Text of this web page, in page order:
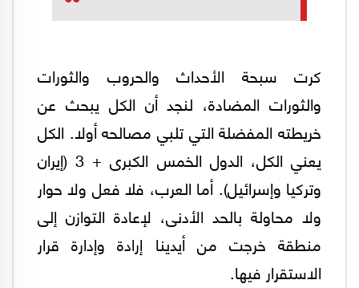
كرت سبحة الأحداث والحروب والثورات
والثورات المضادة، لنجد أن الكل يبحث عن
خريطته المفضلة التي تلبي مصالحه أولا. الكل
يعني الكل، الدول الخمس الكبرى + 3 (إيران
وتركيا وإسرائيل). أما العرب، فلا فعل ولا حوار
ولا محاولة بالحد الأدنى، لإعادة التوازن إلى
منطقة خرجت من أيدينا إرادة وإدارة قرار
الاستقرار فيها.